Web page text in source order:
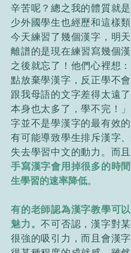
辛苦呢？總之我的體質就
少外國學生也經歷和這樣類
今天練習了幾個漢字，明
離譜的是現在練習寫幾個
之後就忘了！他們心裡想
點放棄學漢字，反正學不
跟我母語的文字差得太遠
本身也太多了，學不完！
字並不是學漢字的最有效
有可能導致學生排斥漢字、
失去學習中文的動力。而
手寫漢字會用掉很多的時
生學習的速率降低。
有的老師認為漢字教學可
魅力。不可否認，漢字對
很強的吸引力，而且會漢